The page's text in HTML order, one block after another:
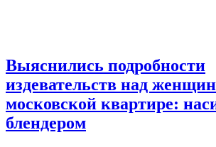
Выяснились подробности
издевательств над
московской квартире:
блендером